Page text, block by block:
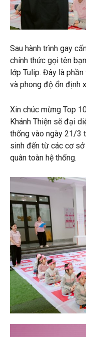
Sau hành trình gay
chính thức gọi tên
lớp Tulip. Đây là
và phong độ ổn định
Xin chúc mừng Top
Khánh Thiện sẽ đại
thống vào ngày 21/3
sinh đến từ các cơ sở
quân toàn hệ thống.